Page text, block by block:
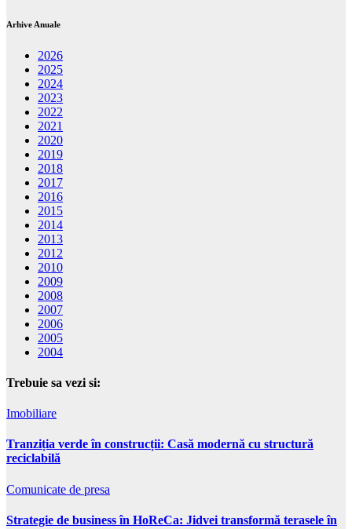
Arhive Anuale
2026
2025
2024
2023
2022
2021
2020
2019
2018
2017
2016
2015
2014
2013
2012
2010
2009
2008
2007
2006
2005
2004
Trebuie sa vezi si:
Imobiliare
Tranziția verde în construcții: Casă modernă cu structură
reciclabilă
Comunicate de presa
Strategie de business în HoReCa: Jidvei transformă terasele în